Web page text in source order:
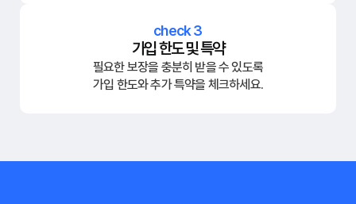
check 3
가입 한도 및 특약
필요한 보장을 충분히 받을 수 있도록
가입 한도와 추가 특약을 체크하세요.